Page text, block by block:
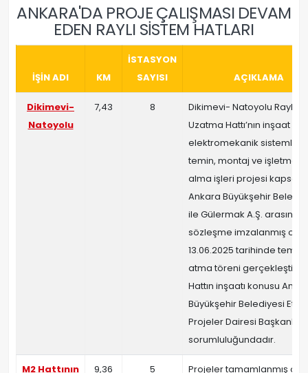
ANKARA'DA PROJE ÇALIŞMASI DEVAM
EDEN RAYLI SİSTEM HATLARI
İŞİN ADI KM
İSTASYON
SAYISI
AÇIKLAMA
Dikimevi-
Natoyolu
7,43 8
Dikimevi- Natoyolu Raylı
Uzatma Hattı’nın inşaat ve
elektromekanik sistemleri
temin, montaj ve işletmeye
alma işleri projesi
Ankara Büyükşehir
ile Gülermak A.Ş. arasında
sözleşme imzalanmış olup
13.06.2025 tarihinde temel
atma töreni
Hattın inşaatı konusu
Büyükşehir Belediyesi Etüt
Projeler Dairesi Başkanlığı
sorumluluğundadır.
M2 Hattının
9,36 5
Projeler tamamlanmış